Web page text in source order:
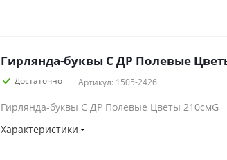
Гирлянда-буквы С ДР Полевые
Достаточно Артикул: 1505-2426
Гирлянда-буквы С ДР Полевые Цветы 210смG
Характеристики